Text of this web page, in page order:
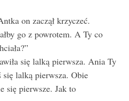
on zaczął krzyczeć.
go z powrotem. A Ty co
się lalką pierwsza. Ania Ty
się lalką pierwsza. Obie
się pierwsze. Jak to